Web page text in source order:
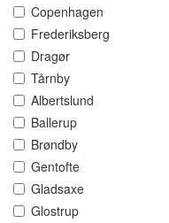
Copenhagen
Frederiksberg
Dragør
Tårnby
Albertslund
Ballerup
Brøndby
Gentofte
Gladsaxe
Glostrup